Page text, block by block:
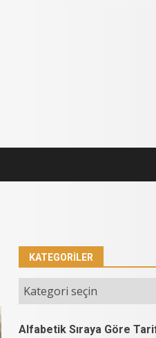
KATEGORILER
Kategoriler
Alfabetik Sıraya Göre